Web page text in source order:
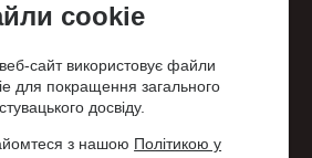
cookie
сайт використовує файли
для покращення загального
досвіду.
з нашою Політикою у